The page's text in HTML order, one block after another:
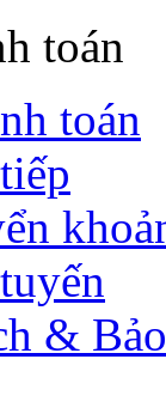
toán
toán
&